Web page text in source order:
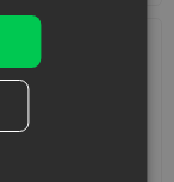
van de unieke